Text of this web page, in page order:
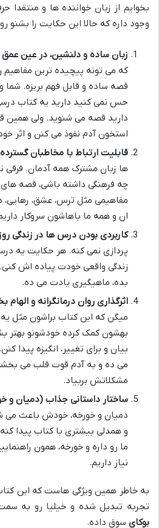
بخوایم از زبان خواننده ها و منتقدا
وجود داره که حالا این حکایت را بشنو
زبان ساده و دلنشین، در عین
که می تونه پیچیده ترین مفاهیم
قصه ساده و قابل فهم بریزه. شما
حس نمی کنید دارید یه کتاب درسی
دارید قصه می شنوید. ولی همین
استخون آدم نفوذ می کنن و اثر
قابلیت ارتباط با مخاطبان
ها زبان مشترک همه آدمان. فرقی
چه فرهنگی داشته باشی، قصه
مفاهیمی مثل ترس، عشق،
ان و همه ما باهاشون سروکار
کاربردی بودن درس ها در زندگی
پردازی نمی کنه. هر حکایت یه
زندگی واقعی خودت پیاده اش
بده، ماهیگیری یادت می ده.
اثرگذاری روان درمانگرانه و
میگن که این کتاب براشون مثل
بهشون کمک کرده خودشونو بهتر
بیان و برای تغییر، انگیزه پیدا
می ده و به آدم قوت قلب می
مشکلاتش بربیاد.
ساختار داستانی جذاب (دمیان و
دمیان و خورخه، خودش باعث می
و همدلی بیشتری با کتاب پیدا
ما رو داره و خورخه، همون
نیاز داریم.
به خاطر همین ویژگی هاست که این
تجربه تبدیل شده و خیلیا رو به
بوکای سوق داده.